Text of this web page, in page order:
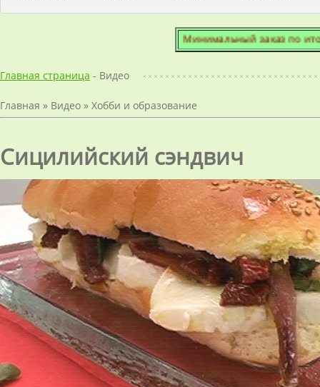
Минимальный заказ по
Главная страница - Видео
Главная » Видео » Хобби и образование
Сицилийский сэндвич